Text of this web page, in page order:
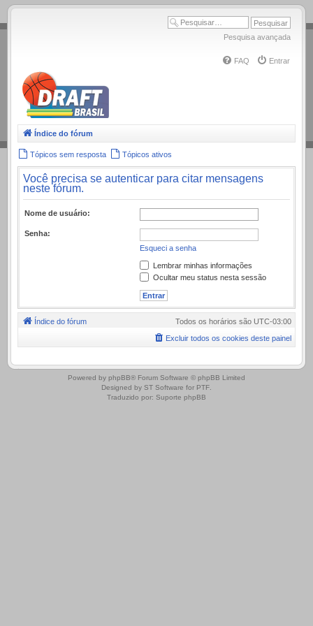
.
Pesquisa avançada
FAQ Entrar
Índice do fórum
Tópicos sem resposta Tópicos ativos
Você precisa se autenticar para citar mensagens
neste fórum.
Nome de usuário:
Senha:
Esqueci a senha
Lembrar minhas informações
Ocultar meu status nesta sessão
Índice do fórum Todos os horários são UTC-03:00
Excluir todos os cookies deste painel
.
Powered by phpBB® Forum Software © phpBB Limited
Designed by ST Software for PTF.
Traduzido por: Suporte phpBB